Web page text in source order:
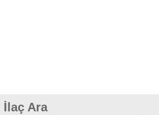
İlaç Ara